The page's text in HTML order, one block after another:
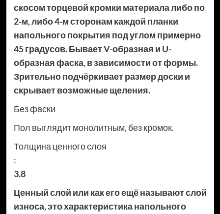
скосом торцевой кромки материала либо по
2-м, либо 4-м сторонам каждой планки
напольного покрытия под углом примерно
45 градусов. Бывает V-образная и U-
образная фаска, в зависимости от формы.
Зрительно подчёркивает размер доски и
скрывает возможные щеления.
Без фаски
Пол выглядит монолитным, без кромок.
Толщина ценного слоя
:
3.8
Ценный слой или как его ещё называют слой
износа, это характеристика напольного